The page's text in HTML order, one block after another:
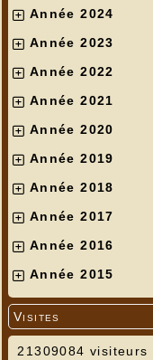
Année 2024
Année 2023
Année 2022
Année 2021
Année 2020
Année 2019
Année 2018
Année 2017
Année 2016
Année 2015
Visites
21309084 visiteurs